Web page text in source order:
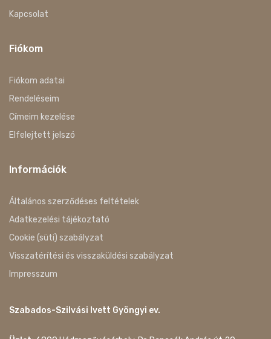
Kapcsolat
Fiókom
Fiókom adatai
Rendeléseim
Címeim kezelése
Elfelejtett jelszó
Információk
Általános szerződéses feltételek
Adatkezelési tájékoztató
Cookie (süti) szabályzat
Visszatérítési és visszaküldési szabályzat
Impresszum
Szabados-Szilvási Ivett Gyöngyi ev.